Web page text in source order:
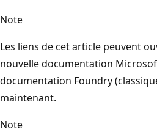
Note
Les liens de cet article peuvent
nouvelle documentation
documentation Foundry
maintenant.
Note